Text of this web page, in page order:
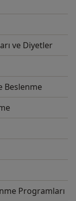
ve Diyetler
Beslenme
Programları